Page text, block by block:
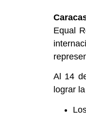
Equal
Al 14
lograr